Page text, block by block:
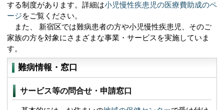
する制度があります。詳細は小児慢性疾患児の医療費助成のペ
ージをご覧ください。
また、
新宿区では難病患者の方や小児慢性疾患児、そのご
家族の方を対象にさまざまな事業・サービスを実施していま
す。
難病情報・窓口
サービス等の問合せ・申請窓口